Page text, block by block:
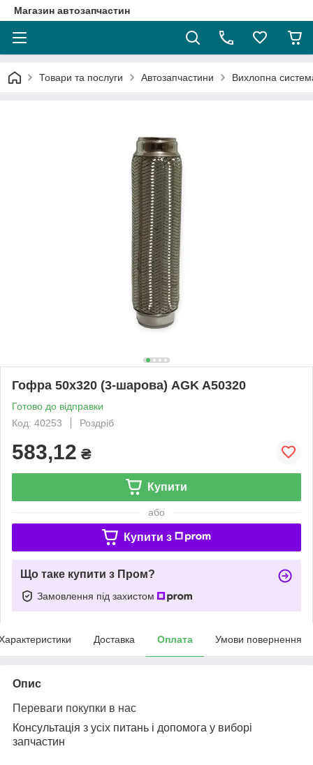
Магазин автозапчастин
Товари та послуги Автозапчастини Вихлопна
Гофра 50х320 (3-шарова) AGK A50320
Готово до відправки
Код: 40253
Роздріб
583,12 ₴
Купити
або
Купити з
Що таке купити з Пром?
Замовлення під захистом
Доставка Оплата Умови повернення
Опис
Переваги покупки в нас
Консультація з усіх питань і допомога у виборі
запчастин